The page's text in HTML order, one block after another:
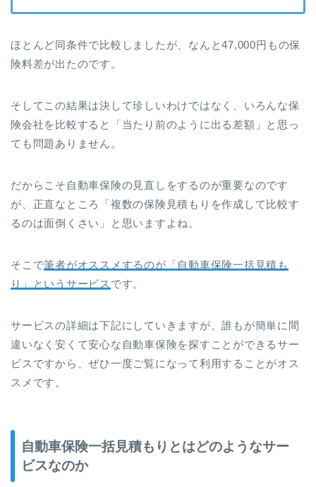
ほとんど同条件で比較しましたが、なんと47,000円もの保
険料差が出たのです。
そしてこの結果は決して珍しいわけではなく、いろんな保
険会社を比較すると「当たり前のように出る差額」と思っ
ても問題ありません。
だからこそ自動車保険の見直しをするのが重要なのです
が、正直なところ「複数の保険見積もりを作成して比較す
るのは面倒くさい」と思いますよね。
そこで筆者がオススメするのが「自動車保険一括見積も
り」というサービス です。
サービスの詳細は下記にしていきますが、誰もが簡単に間
違いなく安くて安心な自動車保険を探すことができるサー
ビスですから、ぜひ一度ご覧になって利用することがオス
スメです。
自動車保険一括見積もりとはどのようなサー
ビスなのか